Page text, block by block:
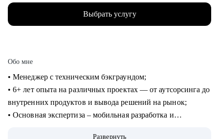
Выбрать услугу
Обо мне
• Менеджер с техническим бэкграундом;
• 6+ лет опыта на различных проектах — от аутсорсинга до
внутренних продуктов и вывода решений на рынок;
• Основная экспертиза – мобильная разработка и
Развернуть